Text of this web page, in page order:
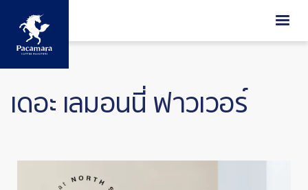
ข้ามไปยังเนื้อหาหลัก
เดอะ เลมอนนี่ ฟาวเวอร์